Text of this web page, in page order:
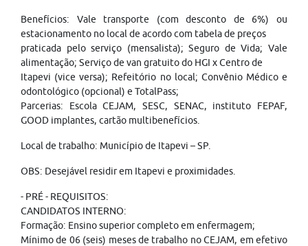
Benefícios: Vale transporte (com desconto de 6%) ou
estacionamento no local de acordo com tabela de preços
praticada pelo serviço (mensalista); Seguro de Vida; Vale
alimentação; Serviço de van gratuito do HGI x Centro de
Itapevi (vice versa); Refeitório no local; Convênio Médico e
odontológico (opcional) e TotalPass;
Parcerias: Escola CEJAM, SESC, SENAC, instituto FEPAF,
GOOD implantes, cartão multibenefícios.
Local de trabalho: Município de Itapevi – SP.
OBS: Desejável residir em Itapevi e proximidades.
- PRÉ - REQUISITOS:
CANDIDATOS INTERNO:
Formação: Ensino superior completo em enfermagem;
Mínimo de 06 (seis) meses de trabalho no CEJAM, em efetivo